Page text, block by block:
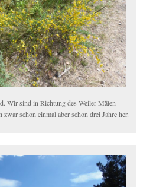
Wir sind in Richtung des Weiler Mälen
schon einmal aber schon drei Jahre her.